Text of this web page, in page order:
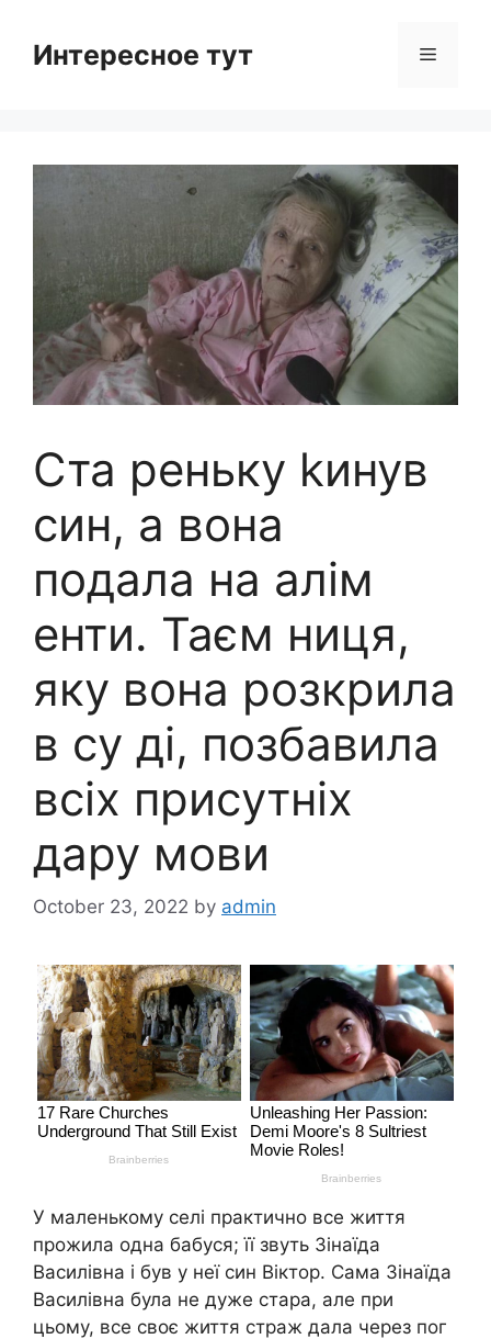
contentИнтересное тут Menu
Ста реньку kинув
син, а вона
подала на алім
енти. Таєм ниця,
яку вона розкрила
в су ді, позбавила
всіх присутніх
дару мови
October 23, 2022 by admin
У маленькому селі практично все життя
прожила одна бабуся; її звуть Зінаїда
Василівна і був у неї син Віктор. Сама Зінаїда
Василівна була не дуже стара, але при
цьому, все своє життя страж дала через пог